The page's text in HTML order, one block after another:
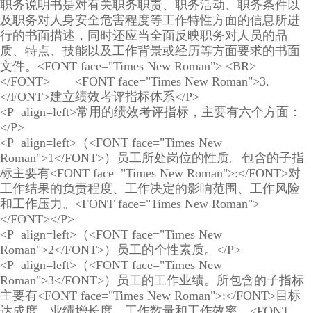
职务说明书是对有关职务职责、职务活动、职务条件以
及职务对人身安全危害程度等工作特性方面的信息所进
行的书面描述，同时还应当全面反映职务对人员的品
质、特点、技能以及工作背景或经历等方面要求的书面
文件。<FONT face="Times New Roman"> <BR>
</FONT> <FONT face="Times New Roman">3.
</FONT>建立绩效考评指标体系</P>
<P align=left>常用的绩效考评指标，主要有六个方面：
</P>
<P align=left>（<FONT face="Times New
Roman">1</FONT>）员工所处岗位的性质。包含的子指
标主要有<FONT face="Times New Roman">:</FONT>对
工作结果的负责程度、工作决定的影响范围、工作风险
和工作压力。<FONT face="Times New Roman">
</FONT></P>
<P align=left>（<FONT face="Times New
Roman">2</FONT>）员工的个性素质。</P>
<P align=left>（<FONT face="Times New
Roman">3</FONT>）员工的工作业绩。所包含的子指标
主要有<FONT face="Times New Roman">:</FONT>目标